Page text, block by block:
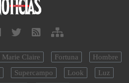
Marie Claire Fortuna
Hombre
Supercampo Look
Luz